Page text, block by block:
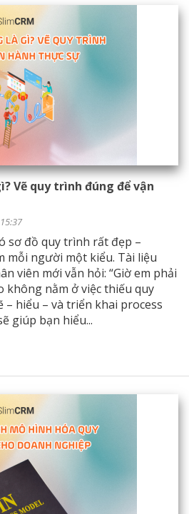
Vẽ quy trình đúng để vận
sơ đồ quy trình rất đẹp –
mỗi người một kiểu. Tài liệu
viên mới vẫn hỏi: “Giờ em phải
không nằm ở việc thiếu quy
– hiểu – và triển khai process
giúp bạn hiểu...